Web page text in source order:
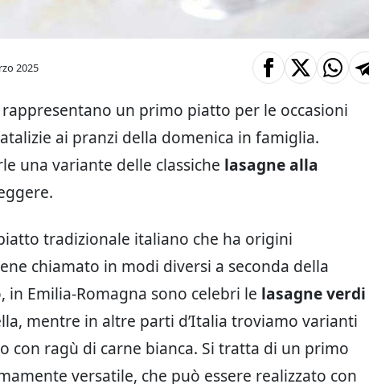
2025
rappresentano un primo piatto per le occasioni
ai pranzi della domenica in famiglia.
una variante delle classiche lasagne alla
tradizionale italiano che ha origini
chiamato in modi diversi a seconda della
in Emilia-Romagna sono celebri le lasagne verdi
mentre in altre parti d’Italia troviamo varianti
con ragù di carne bianca. Si tratta di un primo
versatile, che può essere realizzato con